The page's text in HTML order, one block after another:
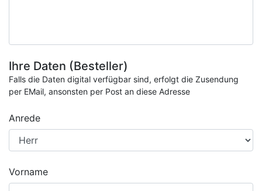
Ihre Daten (Besteller)
Falls die Daten digital verfügbar sind, erfolgt die Zusendung
per EMail, ansonsten per Post an diese Adresse
Anrede
Vorname